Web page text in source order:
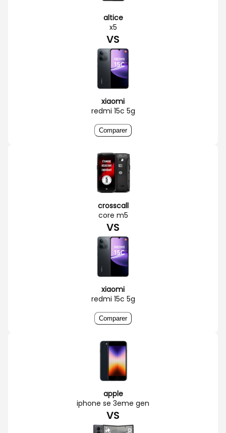
altice
x5
VS
xiaomi
redmi 15c 5g
Comparer
crosscall
core m5
VS
xiaomi
redmi 15c 5g
Comparer
apple
iphone se 3eme gen
VS